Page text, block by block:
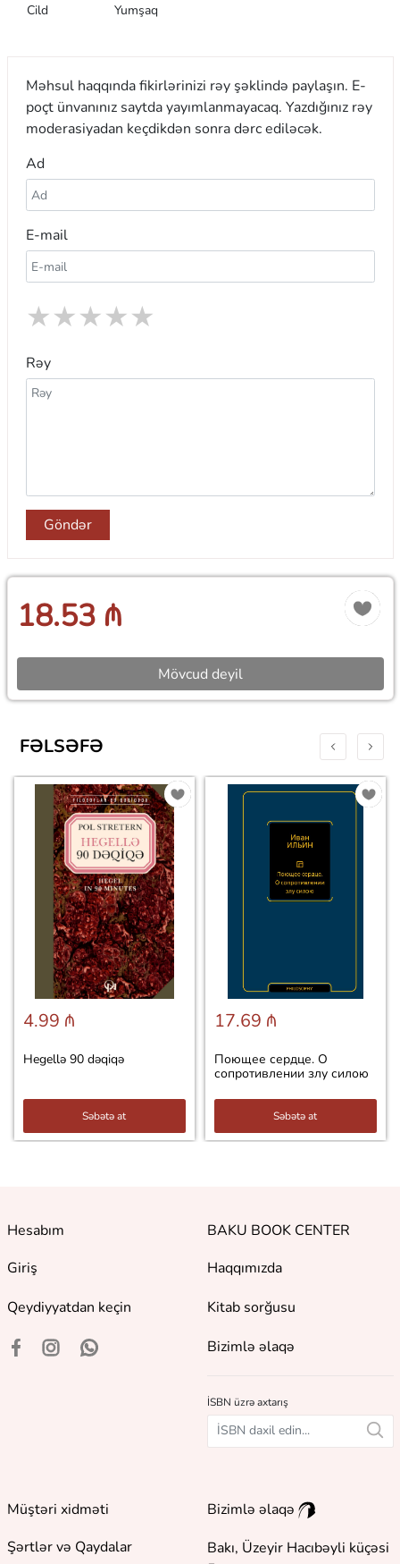
Cild Yumşaq
Məhsul haqqında fikirlərinizi rəy şəklində paylaşın. E-
poçt ünvanınız saytda yayımlanmayacaq. Yazdığınız rəy
moderasiyadan keçdikdən sonra dərc ediləcək.
Ad
E-mail
★
★
★
★
★
Rəy
Göndər
18.53 ₼
Mövcud deyil
FƏLSƏFƏ
4.99 ₼
Hegellə 90 dəqiqə
Səbətə at
17.69 ₼
Поющее сердце. О
сопротивлении злу силою
Səbətə at
Hesabım
Giriş
Qeydiyyatdan keçin
BAKU BOOK CENTER
Haqqımızda
Kitab sorğusu
Bizimlə əlaqə
İSBN üzrə axtarış
Müştəri xidməti
Şərtlər və Qaydalar
Bizimlə əlaqə
Bakı, Üzeyir Hacıbəyli küçəsi